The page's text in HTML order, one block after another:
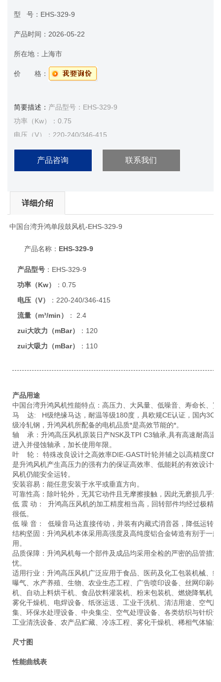
型 号： EHS-329-9
产品时间： 2026-05-22
所在地： 上海市
价 格：
简要描述： 产品型号：EHS-329-9
功率（Kw）：0.75
电压（V）：220-240/346-415
流量（m³/min）： 2.4
Z大吹力（mBar）：120
产品咨询 联系我们
详细介绍
中国台湾升鸿单段鼓风机-EHS-329-9
产品名称： EHS-329-9
产品型号 ：EHS-329-9
功率（Kw）
：0.75
电压（V）
：220-240/346-415
流量（m³/min）
： 2.4
zui大吹力（mBar）
：120
zui大吸力（mBar）
：110
产品用途
中国台湾升鸿风机性能特点：高压力、大风量、低噪音、寿命长、
马 达: H级绝缘马达，耐温等级180度，具欧规CE认证，国内3C
级冷轧钢，升鸿风机所配备的电机品质*是高效节能的*。
轴 承：升鸿高压风机原装日产NSK及TPI C3轴承,具有高速耐高温
进入并侵蚀轴承，加长使用年限。
叶 轮： 特殊改良设计之高效率DIE-GAST叶轮并辅之以高精度
是升鸿风机产生高压力的强有力的保证高效率、低能耗的有效设计
风机仍能安全运转。
安装容易：能任意安装于水平或垂直方向。
可靠性高：除叶轮外，无其它动件且无摩擦接触，因此无磨损几乎
低 震 动： 升鸿高压风机的加工精度相当高，回转部件均经过极精
很低。
低 噪 音： 低噪音马达直接传动，并装有内藏式消音器，降低运转
结构坚固：升鸿风机本体采用高强度及高纯度铝合金铸造有别于一
用。
品质保障：升鸿风机每一个部件及成品均采用全检的严密的品管措
忧。
适用行业：升鸿高压风机广泛应用于食品、医药及化工包装机械、
曝气、水产养殖、生物、农业生态工程、广告喷印设备、丝网印刷
机、自动上料烘干机、食品饮料灌装机、粉末包装机、燃烧降氧机
雾化干燥机、电焊设备、纸张运送、工业干洗机、清洁用途、空气
集、环保水处理设备、中央集尘、空气处理设备、各类纺织与针织
工业清洗设备、农产品贮藏、冷冻工程、雾化干燥机、稀相气体输
尺寸图
性能曲线表